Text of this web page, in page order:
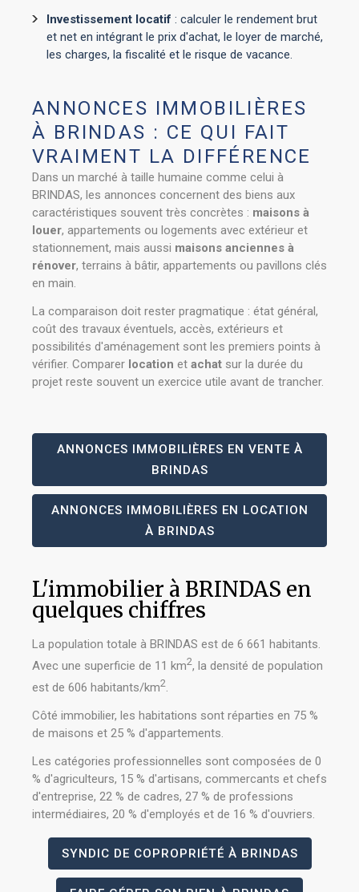
Investissement locatif : calculer le rendement brut
et net en intégrant le prix d'achat, le loyer de marché,
les charges, la fiscalité et le risque de vacance.
ANNONCES IMMOBILIÈRES
À BRINDAS : CE QUI FAIT
VRAIMENT LA DIFFÉRENCE
Dans un marché à taille humaine comme celui à
BRINDAS, les annonces concernent des biens aux
caractéristiques souvent très concrètes : maisons à
louer, appartements ou logements avec extérieur et
stationnement, mais aussi maisons anciennes à
rénover, terrains à bâtir, appartements ou pavillons clés
en main.
La comparaison doit rester pragmatique : état général,
coût des travaux éventuels, accès, extérieurs et
possibilités d'aménagement sont les premiers points à
vérifier. Comparer location et achat sur la durée du
projet reste souvent un exercice utile avant de trancher.
ANNONCES IMMOBILIÈRES EN VENTE À
BRINDAS
ANNONCES IMMOBILIÈRES EN LOCATION
À BRINDAS
L'immobilier à BRINDAS en
quelques chiffres
La population totale à BRINDAS est de 6 661 habitants.
Avec une superficie de 11 km2, la densité de population
est de 606 habitants/km2.
Côté immobilier, les habitations sont réparties en 75 %
de maisons et 25 % d'appartements.
Les catégories professionnelles sont composées de 0
% d'agriculteurs, 15 % d'artisans, commercants et chefs
d'entreprise, 22 % de cadres, 27 % de professions
intermédiaires, 20 % d'employés et de 16 % d'ouvriers.
SYNDIC DE COPROPRIÉTÉ À BRINDAS